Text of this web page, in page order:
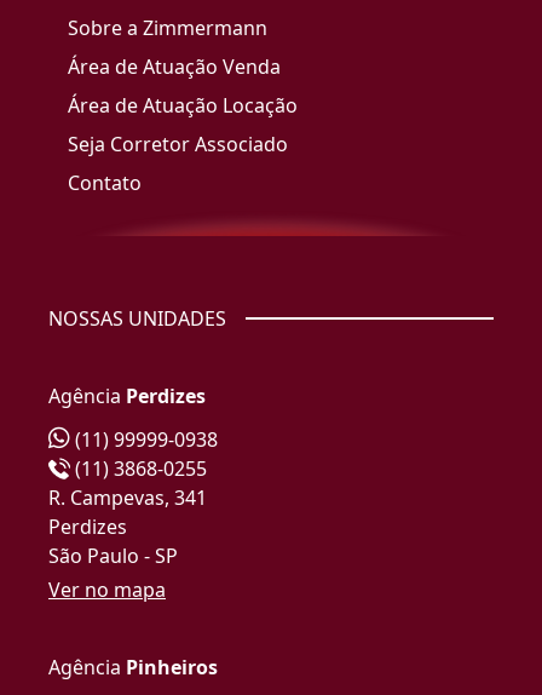
Sobre a Zimmermann
Área de Atuação Venda
Área de Atuação Locação
Seja Corretor Associado
Contato
NOSSAS UNIDADES
Agência Perdizes
(11) 99999-0938
(11) 3868-0255
R. Campevas, 341
Perdizes
São Paulo - SP
Ver no mapa
Agência Pinheiros